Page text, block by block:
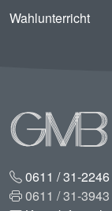
Wahlunterricht
Image
0611 / 31-2246
0611 / 31-3943